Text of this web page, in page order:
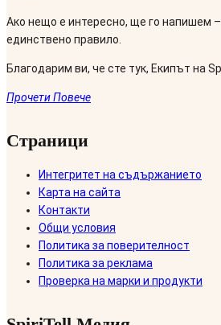
Ако нещо е интересно, ще го напишем
единствено правило.
Благодарим ви, че сте тук, Екипът на
Прочети Повече
Страници
Интегритет на съдържанието
Карта на сайта
Контакти
Общи условия
Политика за поверителност
Политика за реклама
Проверка на марки и продукти